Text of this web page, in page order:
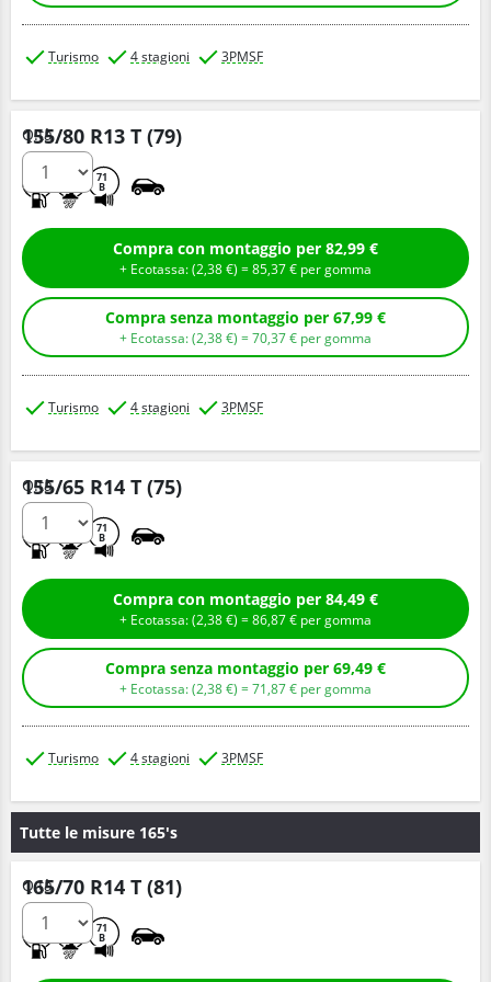
Turismo 4 stagioni 3PMSF
155/80 R13 T (79)
71
B
Q.tà
Compra con montaggio per 82,99 €
+ Ecotassa: (2,38€ ) =85,37€ per gomma
Compra senza montaggio per 67,99 €
+ Ecotassa: (2,38€ ) =70,37€ per gomma
Turismo 4 stagioni 3PMSF
155/65 R14 T (75)
71
B
Q.tà
Compra con montaggio per 84,49 €
+ Ecotassa: (2,38€ ) =86,87€ per gomma
Compra senza montaggio per 69,49 €
+ Ecotassa: (2,38€ ) =71,87€ per gomma
Turismo 4 stagioni 3PMSF
Tutte le misure 165's
165/70 R14 T (81)
71
B
Q.tà